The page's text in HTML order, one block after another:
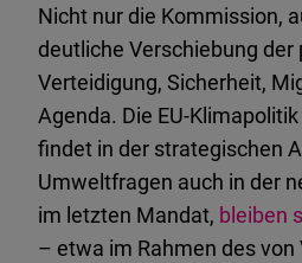
Nicht nur die Kommission,
deutliche Verschiebung
Verteidigung, Sicherheit,
Agenda. Die EU-
findet in der strategischen
Umweltfragen auch in der
im letzten Mandat, bleiben
– etwa im Rahmen des